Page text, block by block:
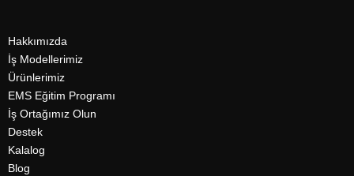
Hakkımızda
İş Modellerimiz
Ürünlerimiz
EMS Eğitim Programı
İş Ortağımız Olun
Destek
Kalalog
Blog